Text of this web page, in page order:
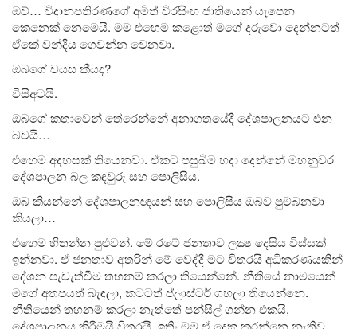
ඔව්… විදානපතිරණගේ අමිත් වීරසිංහ ජාතියෙන් යැපෙන
කෙනෙක් නෙමෙයි. මම එහෙම කළොත් මගේ දරුවො දෙන්නටත්
ඒකේ වන්දිය ගෙවන්න වෙනවා.
ඔබගේ වයස කීයද?
විසිඅටයි.
ඔබගේ කතාවෙන් තේරෙන්නේ අනාගතයේදී දේශපාලනයට එන
බවයි…
එහෙම අදහසක් තියෙනවා. ඒකට පසුබිම හදා දෙන්නේ මහනුවර
දේශපාලන බල කඳවුරු සහ පොලිසිය.
ඔබ කියන්නේ දේශපාලනඥයන් සහ පොලිසිය ඔබව පුම්බනවා
කියලා…
එහෙම හිතන්න පුළුවන්. මේ රටේ ජනතාව ලක්‍ෂ දෙසිය විස්සක්
ඉන්නවා. ඒ ජනතාව අතරින් මේ වෙද්දී මට විතරයි අධිකරණයකින්
දේශන පැවැත්වීම තහනම් කරලා තියෙන්නේ. නීතියේ නාමයෙන්
මගේ අතපයත් බැඳලා, කටටත් ප්ලාස්ටර් ගහලා තියෙන්නෙ.
නීතියෙන් තහනම් කරලා නැත්තේ පන්සිල් ගන්න එකයි,
දේශපාලනය කිරීමයි විතරයි. ඉතිං මම ඒ දෙක කරන්නෙ නැතිව